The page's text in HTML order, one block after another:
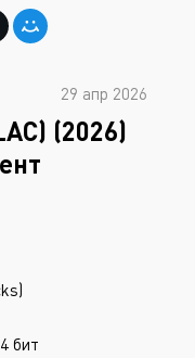
29 апр 2026
(2026)
бит